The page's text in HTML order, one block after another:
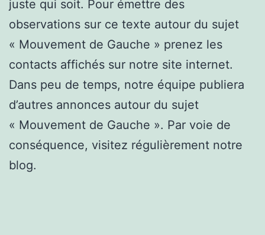
juste qui soit. Pour émettre des
observations sur ce texte autour du sujet
« Mouvement de Gauche » prenez les
contacts affichés sur notre site internet.
Dans peu de temps, notre équipe publiera
d’autres annonces autour du sujet
« Mouvement de Gauche ». Par voie de
conséquence, visitez régulièrement notre
blog.